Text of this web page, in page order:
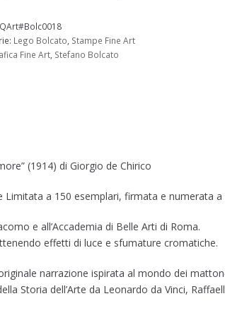
Lego Bolcato, Stampe Fine Art
Fine Art, Stefano Bolcato
(1914) di Giorgio de Chirico
a 150 esemplari, firmata e numerata
e all’Accademia di Belle Arti di Roma.
effetti di luce e sfumature cromatiche.
narrazione ispirata al mondo dei
Storia dell’Arte da Leonardo da Vinci,